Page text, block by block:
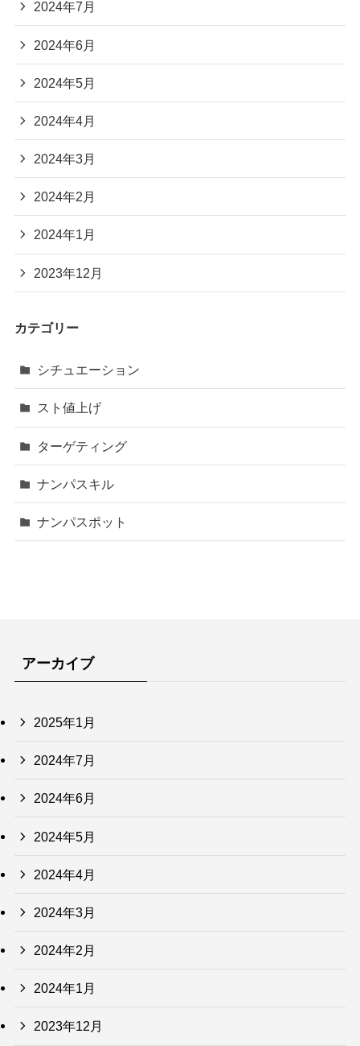
2024年7月
2024年6月
2024年5月
2024年4月
2024年3月
2024年2月
2024年1月
2023年12月
カテゴリー
シチュエーション
スト値上げ
ターゲティング
ナンパスキル
ナンパスポット
アーカイブ
2025年1月
2024年7月
2024年6月
2024年5月
2024年4月
2024年3月
2024年2月
2024年1月
2023年12月